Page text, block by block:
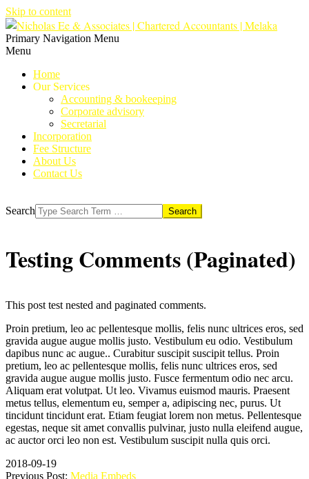
Skip to content
Primary Navigation Menu
Menu
Home
Our Services
Accounting & bookeeping
Corporate advisory
Secretarial
Incorporation
Fee Structure
About Us
Contact Us
Search
Testing Comments (Paginated)
This post test nested and paginated comments.
Proin pretium, leo ac pellentesque mollis, felis nunc ultrices eros, sed
gravida augue augue mollis justo. Vestibulum eu odio. Vestibulum
dapibus nunc ac augue.. Curabitur suscipit suscipit tellus. Proin
pretium, leo ac pellentesque mollis, felis nunc ultrices eros, sed
gravida augue augue mollis justo. Fusce fermentum odio nec arcu.
Aliquam erat volutpat. Ut leo. Vivamus euismod mauris. Praesent
metus tellus, elementum eu, semper a, adipiscing nec, purus. Ut
tincidunt tincidunt erat. Etiam feugiat lorem non metus. Pellentesque
egestas, neque sit amet convallis pulvinar, justo nulla eleifend augue,
ac auctor orci leo non est. Vestibulum suscipit nulla quis orci.
2018-09-19
Previous Post: Media Embeds